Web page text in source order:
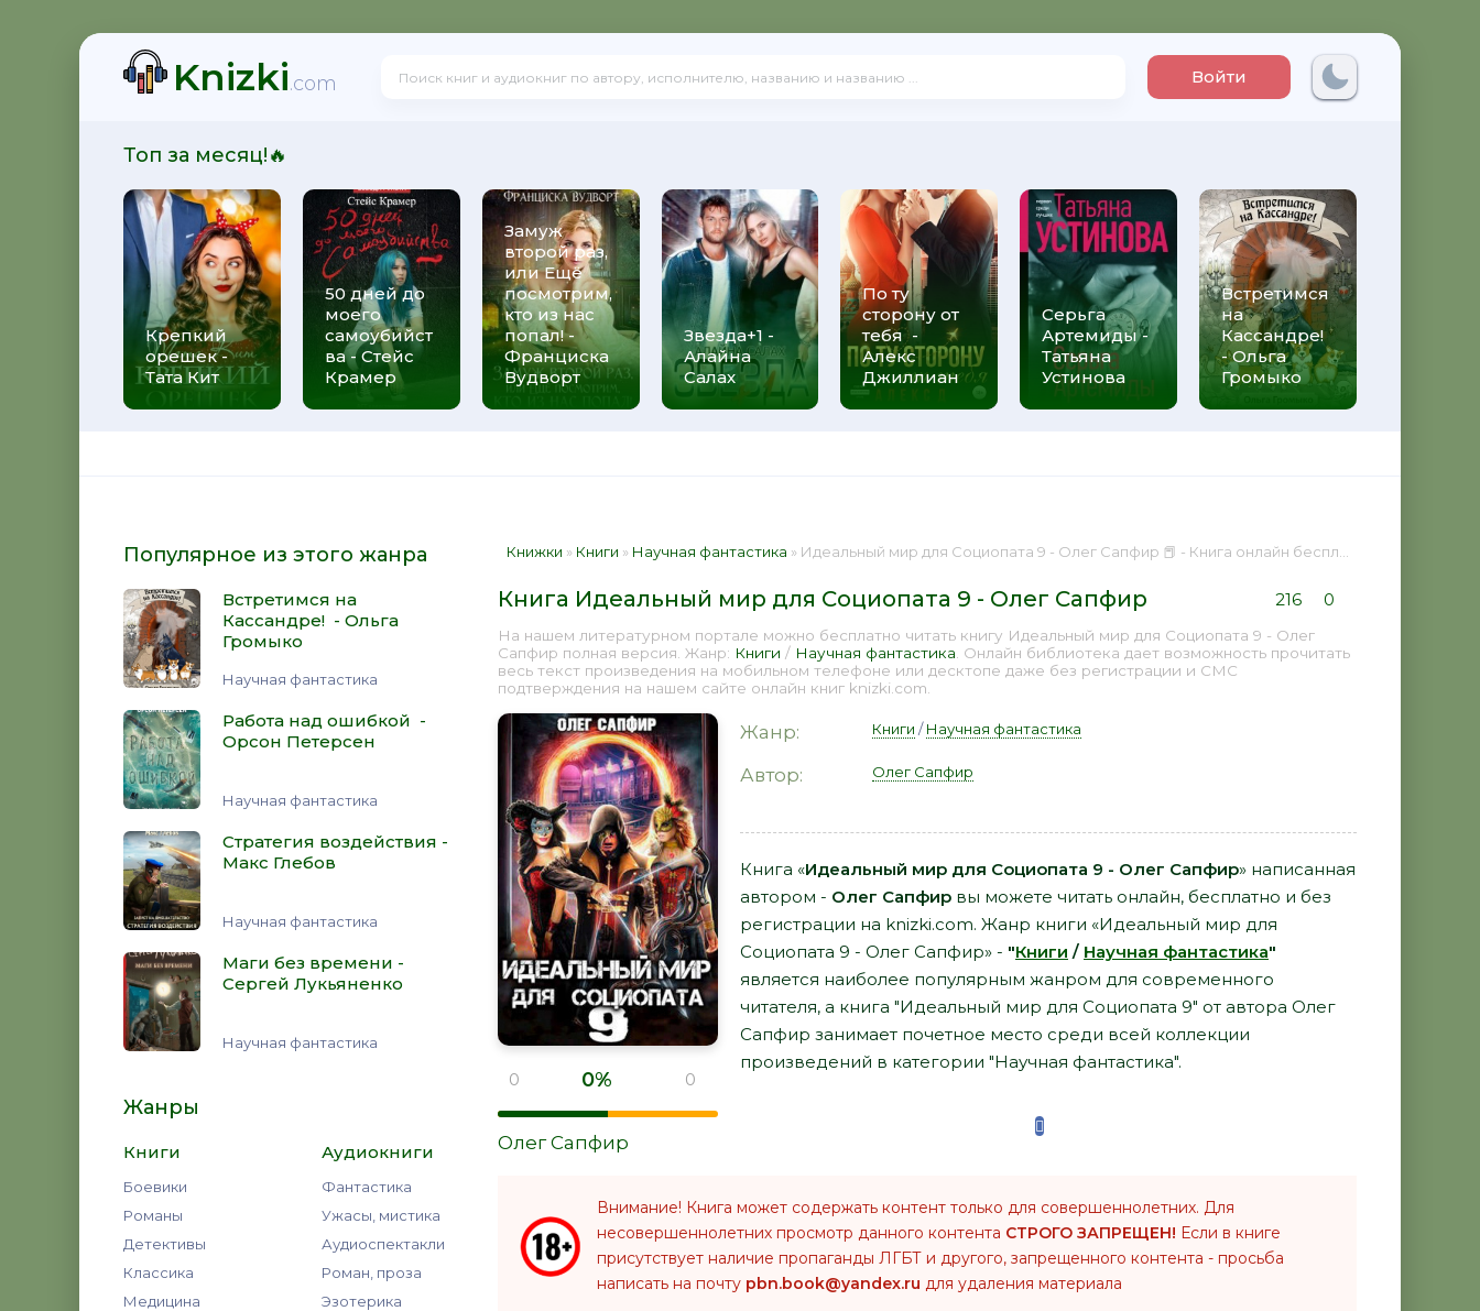
Knizki.com Войти
Топ за месяц!🔥
Крепкий
орешек -
Тата Кит
50 дней до
моего
самоубийст
ва - Стейс
Крамер
Замуж
второй раз,
или Ещё
посмотрим,
кто из нас
попал! -
Франциска
Вудворт
Звезда+1 -
Алайна
Салах
По ту
сторону от
тебя -
Алекс
Джиллиан
Серьга
Артемиды -
Татьяна
Устинова
Встретимся
на
Кассандре!
- Ольга
Громыко
Популярное из этого жанра
Встретимся на
Кассандре! - Ольга
Громыко
Научная фантастика
Работа над ошибкой -
Орсон Петерсен
Научная фантастика
Стратегия воздействия -
Макс Глебов
Научная фантастика
Маги без времени -
Сергей Лукьяненко
Научная фантастика
Жанры
Книги
Боевики
Романы
Детективы
Классика
Медицина
Аудиокниги
Фантастика
Ужасы, мистика
Аудиоспектакли
Роман, проза
Эзотерика
Книжки » Книги » Научная фантастика » Идеальный мир для Социопата 9 - Олег Сапфир 📕 - Книга онлайн бесплатно
Книга Идеальный мир для Социопата 9 - Олег Сапфир 216 0
На нашем литературном портале можно бесплатно читать книгу Идеальный мир для Социопата 9 - Олег
Сапфир полная версия. Жанр: Книги / Научная фантастика . Онлайн библиотека дает возможность прочитать
весь текст произведения на мобильном телефоне или десктопе даже без регистрации и СМС
подтверждения на нашем сайте онлайн книг knizki.com.
0 0% 0
Олег Сапфир
Жанр: Книги /Научная фантастика
Автор: Олег Сапфир
Книга «Идеальный мир для Социопата 9 - Олег Сапфир» написанная
автором - Олег Сапфир вы можете читать онлайн, бесплатно и без
регистрации на knizki.com. Жанр книги «Идеальный мир для
Социопата 9 - Олег Сапфир» - "Книги / Научная фантастика"
является наиболее популярным жанром для современного
читателя, а книга "Идеальный мир для Социопата 9" от автора Олег
Сапфир занимает почетное место среди всей коллекции
произведений в категории "Научная фантастика".
Внимание! Книга может содержать контент только для совершеннолетних. Для
несовершеннолетних просмотр данного контента СТРОГО ЗАПРЕЩЕН! Если в книге
присутствует наличие пропаганды ЛГБТ и другого, запрещенного контента - просьба
написать на почту pbn.book@yandex.ru для удаления материала
- Ольга Громыко
Петерсен